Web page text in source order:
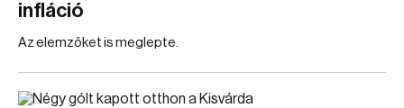
infláció
Az elemzőket is meglepte.